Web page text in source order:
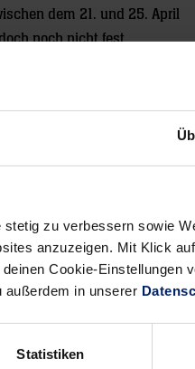
zu verbessern sowie
anzuzeigen. Mit Klick
Cookie-Einstellungen
außerdem in unserer
Statistiken
dem 21. und 25. April
noch nicht fest.
newst
News:
Siebenmeter
–
Der
Löwenpodcast